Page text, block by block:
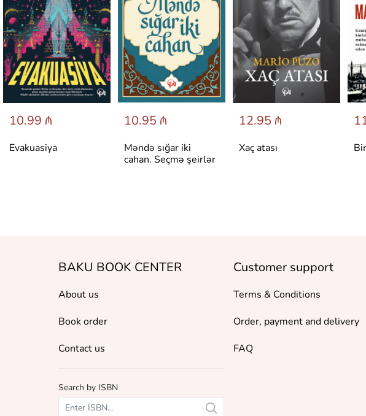
10.99 ₼
Evakuasiya
10.95 ₼
Məndə sığar iki
cahan. Seçmə şeirlər
12.95 ₼
Xaç atası
BAKU BOOK CENTER
About us
Book order
Contact us
Search by ISBN
Customer support
Terms & Conditions
Order, payment and delivery
FAQ